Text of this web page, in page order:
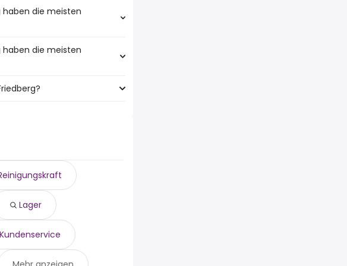
haben die meisten
filialleiter Jobs:
haben die meisten
meisten Jobangeboten:
Lager
Kundenservice